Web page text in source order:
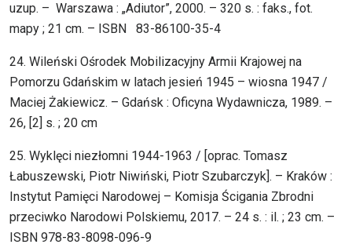
uzup. – Warszawa : „Adiutor”, 2000. – 320 s. : faks., fot.
mapy ; 21 cm. – ISBN 83-86100-35-4
24. Wileński Ośrodek Mobilizacyjny Armii Krajowej na
Pomorzu Gdańskim w latach jesień 1945 – wiosna 1947 /
Maciej Żakiewicz. – Gdańsk : Oficyna Wydawnicza, 1989. –
26, [2] s. ; 20 cm
25. Wyklęci niezłomni 1944-1963 / [oprac. Tomasz
Łabuszewski, Piotr Niwiński, Piotr Szubarczyk]. – Kraków :
Instytut Pamięci Narodowej – Komisja Ścigania Zbrodni
przeciwko Narodowi Polskiemu, 2017. – 24 s. : il. ; 23 cm. –
ISBN 978-83-8098-096-9